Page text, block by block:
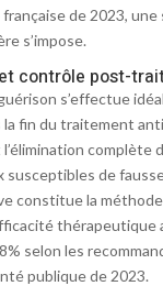
de 2023, une
s’impose.
contrôle post-
s’effectue
la fin du traitement
complète
susceptibles de
constitue la
thérapeutique
selon les
publique de 2023.